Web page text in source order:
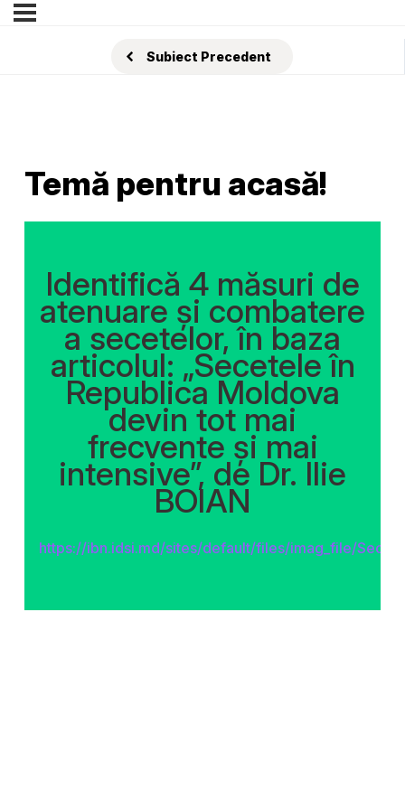
Subiect Precedent
Temă pentru acasă!
Identifică 4 măsuri de
atenuare şi combatere
a secetelor, în baza
articolul: „Secetele în
Republica Moldova
devin tot mai
frecvente şi mai
intensive”, de Dr. Ilie
BOIAN
https://ibn.idsi.md/sites/default/files/imag_file/